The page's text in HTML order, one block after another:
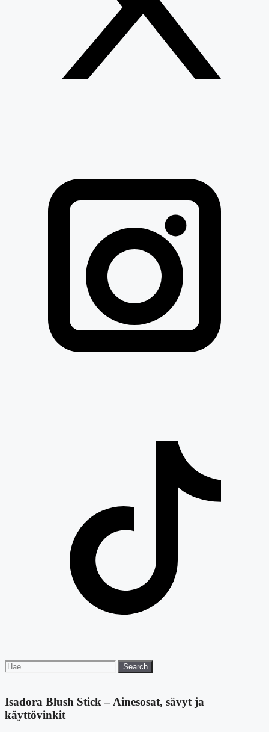
Search
for:
Search
Isadora Blush Stick – Ainesosat, sävyt ja
käyttövinkit